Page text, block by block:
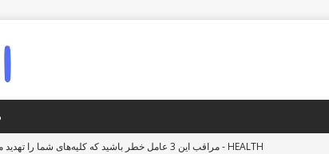
مراقب این 3 عامل خطر باشید که کلیه‌های شما را تهدید می‌کنند!سلامت - HEALTH